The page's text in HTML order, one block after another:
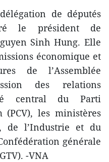
de députés
le président de
Sinh Hung. Elle
économique et
de l’Assemblée
des relations
central du Parti
(PCV), les ministères
de l’Industrie et du
générale
-VNA